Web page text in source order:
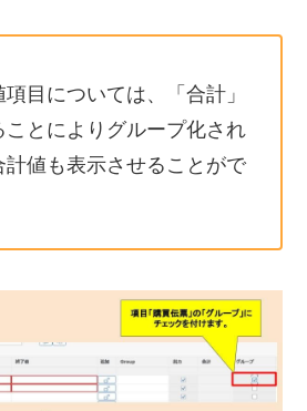
目については、「合計」
ことによりグループ化され
計値も表示させることがで